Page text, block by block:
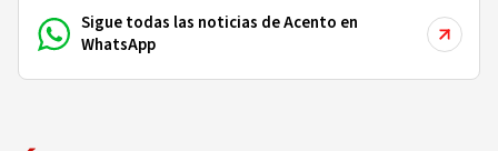
Sigue todas las noticias de Acento en
WhatsApp